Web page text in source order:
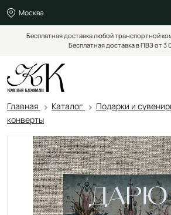
Москва
Бесплатная доставка любой транспортной
Бесплатная доставка в ПВЗ от 3
Главная Каталог Подарки и
конверты